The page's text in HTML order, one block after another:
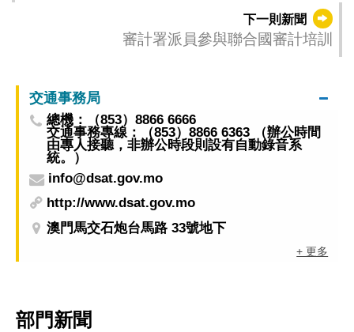
下一則新聞
審計署派員參與聯合國審計培訓
交通事務局
總機：（853）8866 6666
交通事務專線：（853）8866 6363 （辦公時間
由專人接聽，非辦公時段則設有自動錄音系
統。）
info@dsat.gov.mo
http://www.dsat.gov.mo
澳門馬交石炮台馬路 33號地下
+ 更多
部門新聞